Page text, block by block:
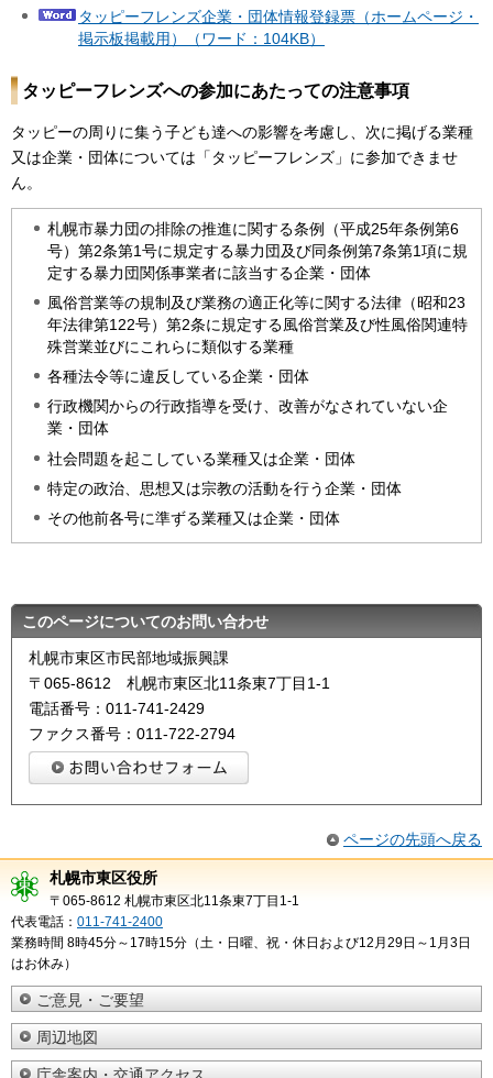
タッピーフレンズ企業・団体情報登録票（ホームページ・
掲示板掲載用）（ワード：104KB）
タッピーフレンズへの参加にあたっての注意事項
タッピーの周りに集う子ども達への影響を考慮し、次に掲げる業種
又は企業・団体については「タッピーフレンズ」に参加できませ
ん。
札幌市暴力団の排除の推進に関する条例（平成25年条例第6
号）第2条第1号に規定する暴力団及び同条例第7条第1項に規
定する暴力団関係事業者に該当する企業・団体
風俗営業等の規制及び業務の適正化等に関する法律（昭和23
年法律第122号）第2条に規定する風俗営業及び性風俗関連特
殊営業並びにこれらに類似する業種
各種法令等に違反している企業・団体
行政機関からの行政指導を受け、改善がなされていない企
業・団体
社会問題を起こしている業種又は企業・団体
特定の政治、思想又は宗教の活動を行う企業・団体
その他前各号に準ずる業種又は企業・団体
このページについてのお問い合わせ
札幌市東区市民部地域振興課
〒065-8612 札幌市東区北11条東7丁目1-1
電話番号：011-741-2429
ファクス番号：011-722-2794
ページの先頭へ戻る
札幌市東区役所
〒065-8612 札幌市東区北11条東7丁目1-1
代表電話： 011-741-2400
業務時間 8時45分～17時15分（土・日曜、祝・休日および12月29日～1月3日
はお休み）
ご意見・ご要望
周辺地図